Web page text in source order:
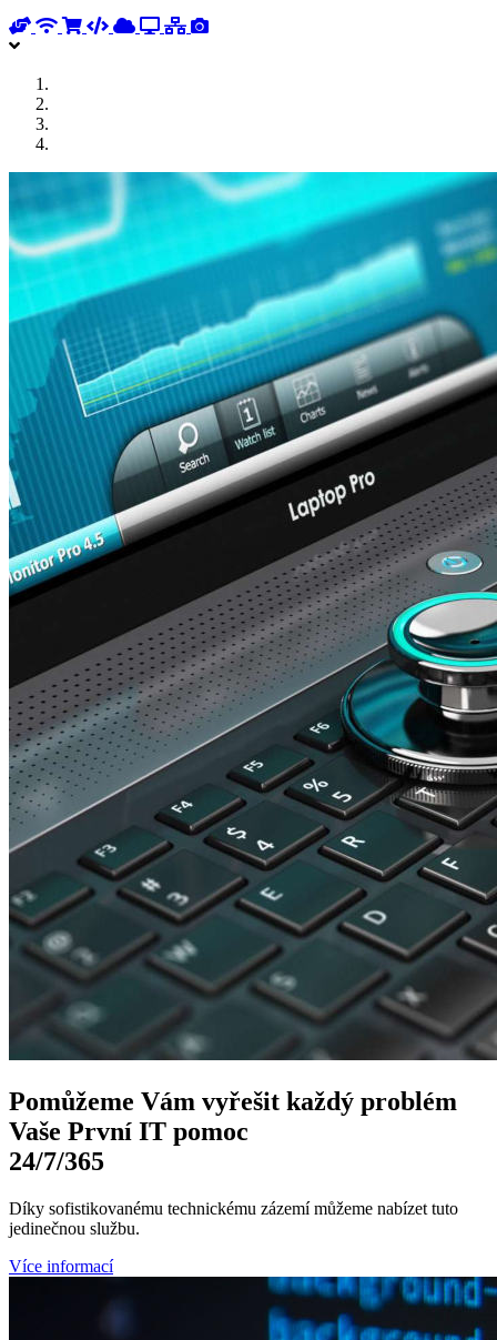
Pomůžeme Vám vyřešit každý problém
Vaše První IT pomoc
24/7/365
Díky sofistikovanému technickému zázemí můžeme nabízet tuto
jedinečnou službu.
Více informací